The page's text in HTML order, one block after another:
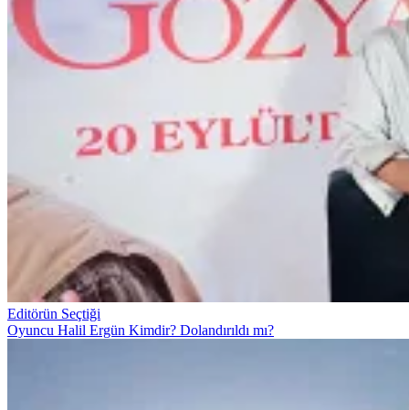
Editörün Seçtiği
Oyuncu Halil Ergün Kimdir? Dolandırıldı mı?